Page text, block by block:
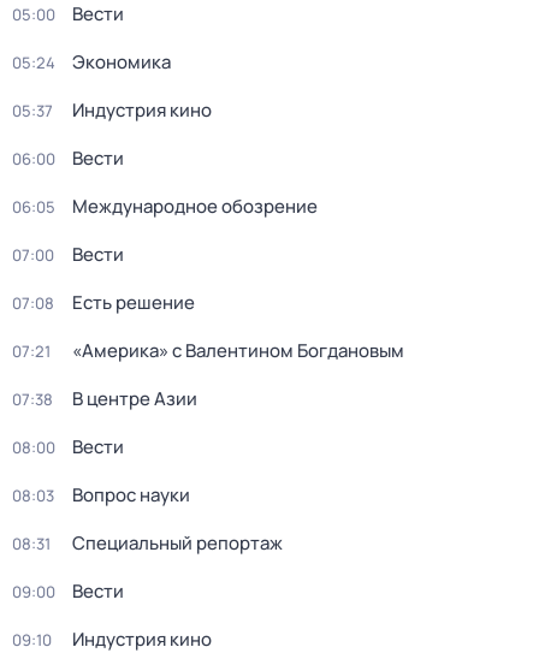
05:00 Вести
05:24 Экономика
05:37 Индустрия кино
06:00 Вести
06:05 Международное обозрение
07:00 Вести
07:08 Есть решение
07:21 «Америка» с Валентином Богдановым
07:38 В центре Азии
08:00 Вести
08:03 Вопрос науки
08:31 Специальный репортаж
09:00 Вести
09:10 Индустрия кино